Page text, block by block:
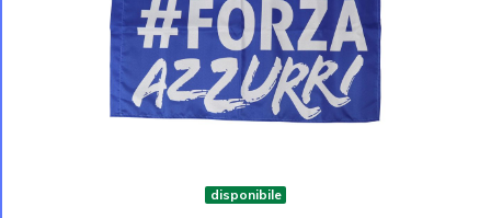
disponibile